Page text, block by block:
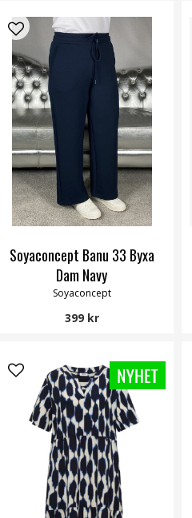
Soyaconcept Banu 33 Byxa
Dam Navy
Soyaconcept
399 kr